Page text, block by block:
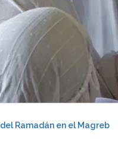
Ramadán en el Magreb